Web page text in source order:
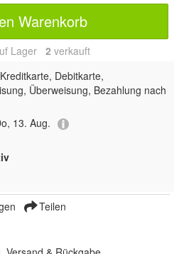
Warenkorb
Lager 2 verkauft
Debitkarte,
Überweisung, Bezahlung nach
13. Aug.
Teilen